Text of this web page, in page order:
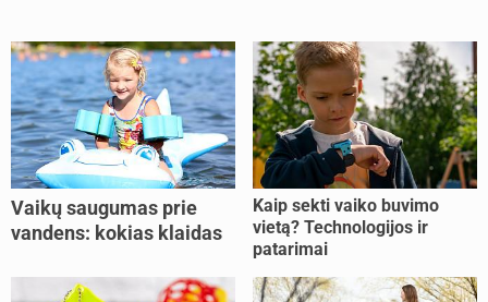
Vaikų saugumas prie
vandens: kokias klaidas
Kaip sekti vaiko buvimo
vietą? Technologijos ir
patarimai